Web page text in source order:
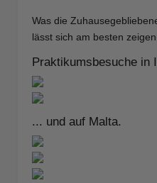
Was die
lässt sich am besten
Praktikumsbesuche in
... und auf Malta.